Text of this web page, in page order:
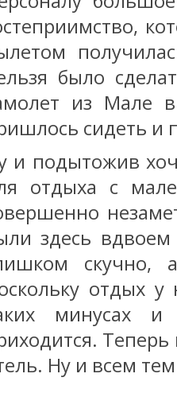
было
из Мале
сидеть и
и подытожив
отдыха с
здесь
скучно,
отдых
минусах
Ну и всем